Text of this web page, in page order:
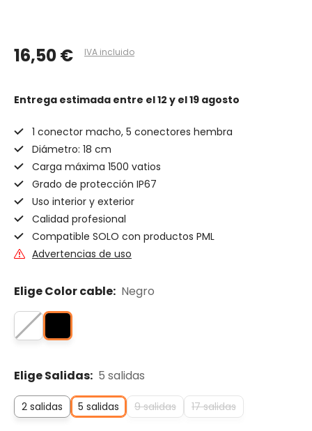
16,50 € IVA incluido
Entrega estimada entre el 12 y el 19 agosto
1 conector macho, 5 conectores hembra
Diámetro: 18 cm
Carga máxima 1500 vatios
Grado de protección IP67
Uso interior y exterior
Calidad profesional
Compatible SOLO con productos PML
Advertencias de uso
Elige Color cable: Negro
Elige Salidas: 5 salidas
2 salidas 5 salidas 9 salidas 17 salidas